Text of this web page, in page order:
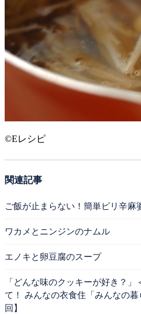
©Eレシピ
関連記事
ご飯が止まらない！簡単ピリ辛麻
ワカメとニンジンのナムル
エノキと卵豆腐のスープ
「どんな味のクッキーが好き？」
て！ みんなの衣食住「みんなの
回】